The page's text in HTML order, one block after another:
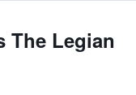
The Legian